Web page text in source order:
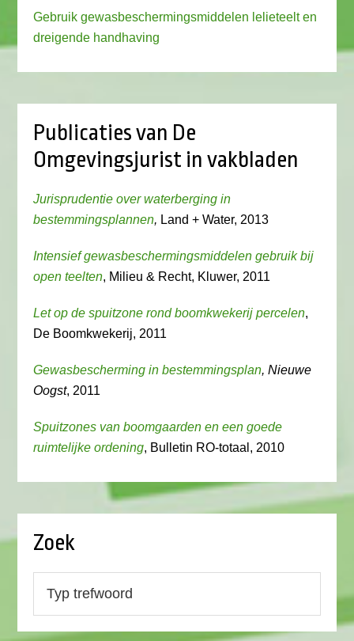
Gebruik gewasbeschermingsmiddelen lelieteelt en
dreigende handhaving
Publicaties van De
Omgevingsjurist in vakbladen
Jurisprudentie over waterberging in
bestemmingsplannen, Land + Water, 2013
Intensief gewasbeschermingsmiddelen gebruik bij
open teelten, Milieu & Recht, Kluwer, 2011
Let op de spuitzone rond boomkwekerij percelen,
De Boomkwekerij, 2011
Gewasbescherming in bestemmingsplan, Nieuwe
Oogst, 2011
Spuitzones van boomgaarden en een goede
ruimtelijke ordening, Bulletin RO-totaal, 2010
Zoek